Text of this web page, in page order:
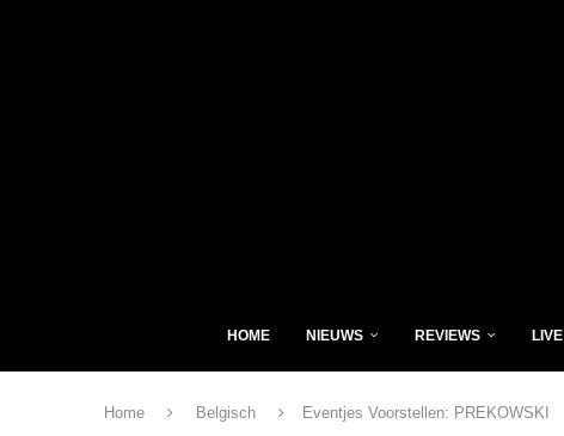
HOME NIEUWS REVIEWS LIVE
Home Belgisch Eventjes Voorstellen: PREKOWSKI